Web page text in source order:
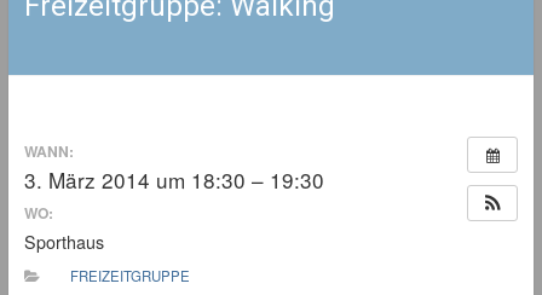
WANN:
3. März 2014 um 18:30 – 19:30
WO:
Sporthaus
FREIZEITGRUPPE